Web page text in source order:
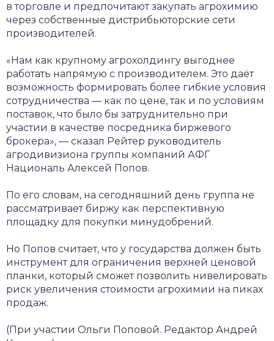
в торговле и предпочитают закупать агрохимию
через собственные дистрибьюторские сети
производителей.
«Нам как крупному агрохолдингу выгоднее
работать напрямую с производителем. Это даёт
возможность формировать более гибкие условия
сотрудничества — как по цене, так и по условиям
поставок, что было бы затруднительно при
участии в качестве посредника биржевого
брокера», — сказал Рейтер руководитель
агродивизиона группы компаний АФГ
Националь Алексей Попов.
По его словам, на сегодняшний день группа не
рассматривает биржу как перспективную
площадку для покупки минудобрений.
Но Попов считает, что у государства должен быть
инструмент для ограничения верхней ценовой
планки, который сможет позволить нивелировать
риск увеличения стоимости агрохимии на пиках
продаж.
(При участии Ольги Поповой. Редактор Андрей